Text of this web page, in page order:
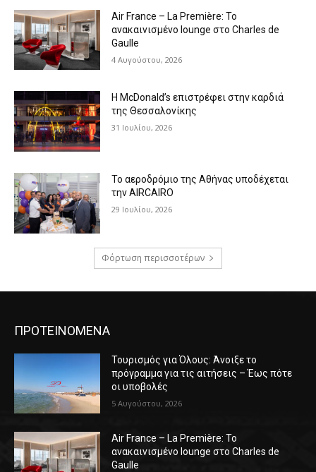
Air France – La Première: Το
ανακαινισμένο lounge στο Charles de
Gaulle
4 Αυγούστου, 2026
Η McDonald’s επιστρέφει στην καρδιά
της Θεσσαλονίκης
31 Ιουλίου, 2026
Το αεροδρόμιο της Αθήνας υποδέχεται
την AIRCAIRO
29 Ιουλίου, 2026
Φόρτωση περισσοτέρων
ΠΡΟΤΕΙΝΟΜΕΝΑ
Τουρισμός για Όλους: Άνοιξε το
πρόγραμμα για τις αιτήσεις – Έως πότε
οι υποβολές
5 Αυγούστου, 2026
Air France – La Première: Το
ανακαινισμένο lounge στο Charles de
Gaulle